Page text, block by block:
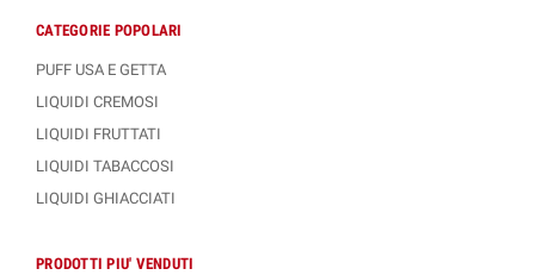
CATEGORIE POPOLARI
PUFF USA E GETTA
LIQUIDI CREMOSI
LIQUIDI FRUTTATI
LIQUIDI TABACCOSI
LIQUIDI GHIACCIATI
PRODOTTI PIU' VENDUTI